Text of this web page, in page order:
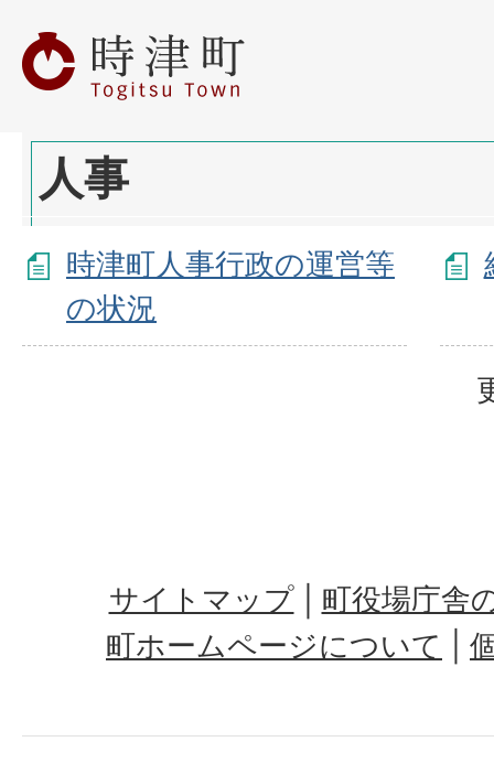
人事
時津町人事行政の運営等
の状況
サイトマップ
町役場庁舎
町ホームページについて